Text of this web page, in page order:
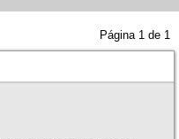
Página 1 de 1